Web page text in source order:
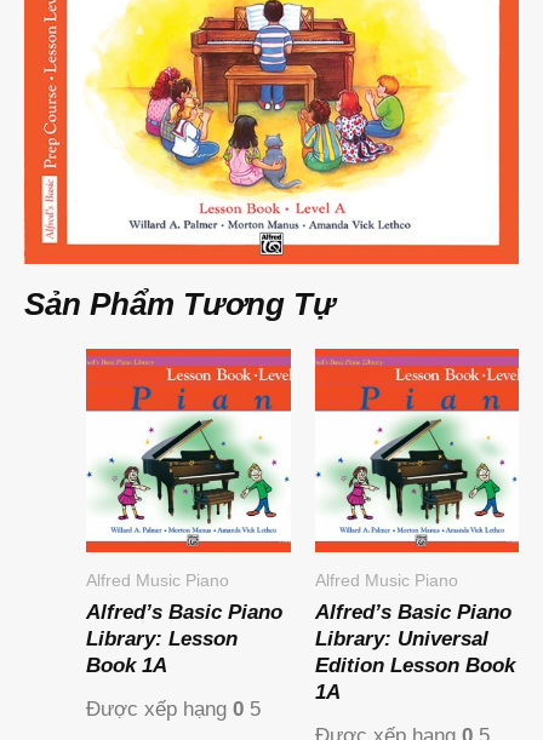
Sản Phẩm Tương Tự
Alfred Music Piano
Alfred’s Basic Piano
Library: Lesson
Book 1A
Được xếp hạng 0 5
Alfred Music Piano
Alfred’s Basic Piano
Library: Universal
Edition Lesson Book
1A
Được xếp hạng 05